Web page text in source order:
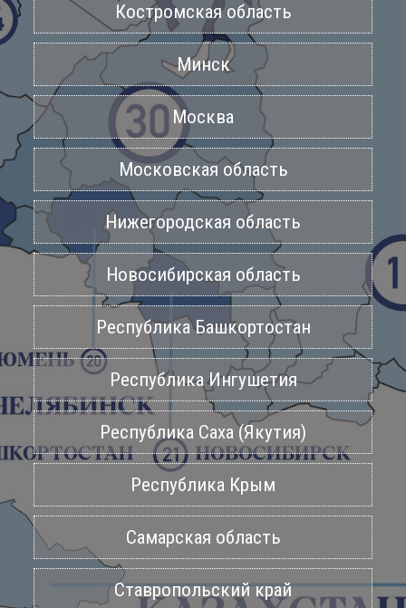
Костромская область
Минск
Москва
Московская область
Нижегородская область
Новосибирская область
Республика Башкортостан
Республика Ингушетия
Республика Саха (Якутия)
Республика Крым
Самарская область
Ставропольский край